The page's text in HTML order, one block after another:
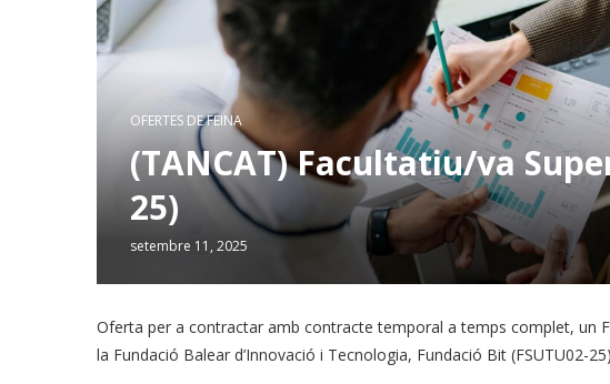
OFERTES DE FEINA
(TANCAT) Facultatiu/va
25)
setembre 11, 2025
Oferta per a contractar amb contracte temporal a temps complet, un
la Fundació Balear d’Innovació i Tecnologia, Fundació Bit (FSUTU02-